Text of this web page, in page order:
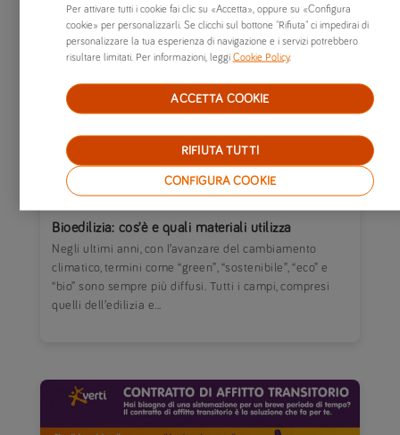
Bioedilizia: cos’è e quali materiali utilizza
Negli ultimi anni, con l’avanzare del cambiamento
climatico, termini come “green”, “sostenibile”, “eco” e
“bio” sono sempre più diffusi. Tutti i campi, compresi
quelli dell’edilizia e...
Per attivare tutti i cookie fai clic su «Accetta», oppure su «Configura
cookie» per personalizzarli. Se clicchi sul bottone "Rifiuta" ci impedirai di
personalizzare la tua esperienza di navigazione e i servizi potrebbero
risultare limitati. Per informazioni, leggi Cookie Policy.
CONFIGURA COOKIE
RIFIUTA TUTTI
ACCETTA COOKIE